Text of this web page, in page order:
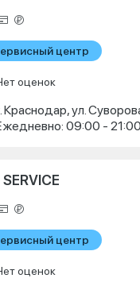
центр
оценок
Краснодар, ул.
09:00 - 21:00
центр
оценок